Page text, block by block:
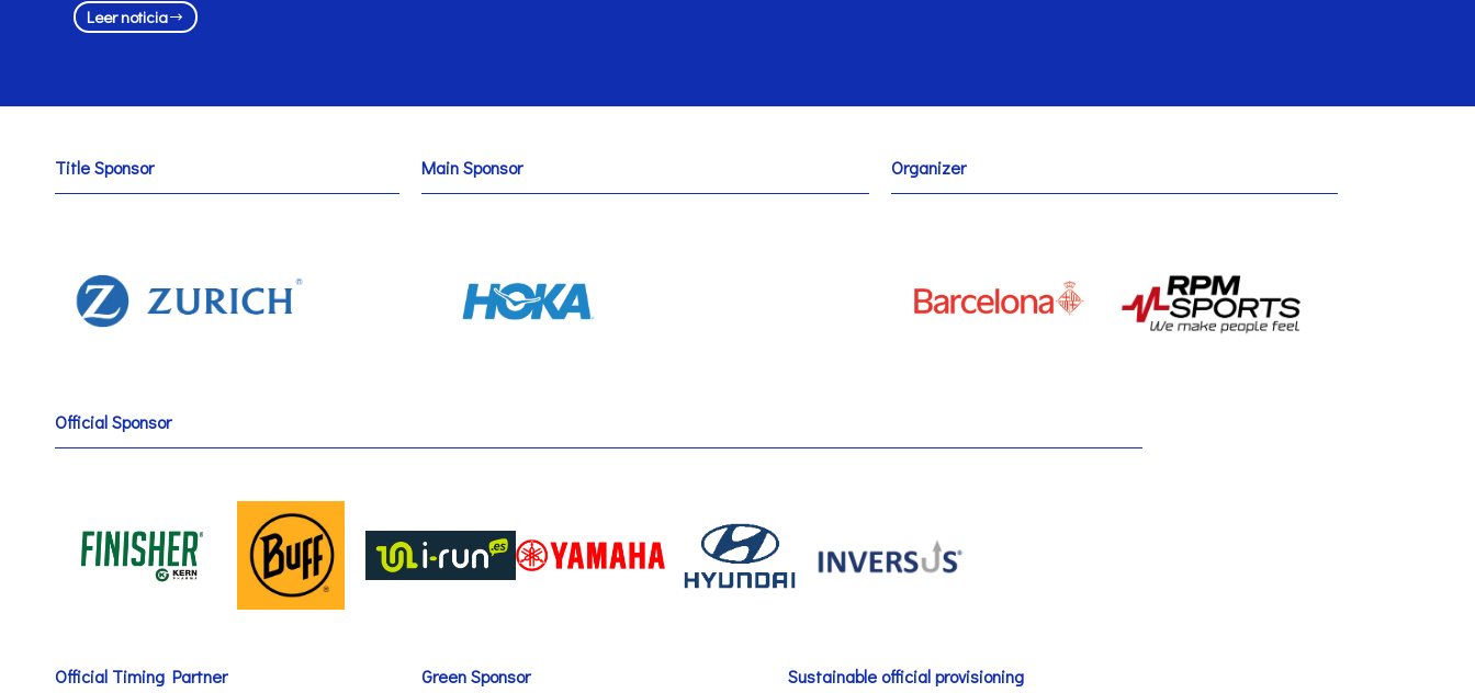
Leer noticia
Title Sponsor Main Sponsor Organizer
Official Sponsor
Official Timing Partner Green Sponsor Sustainable official provisioning